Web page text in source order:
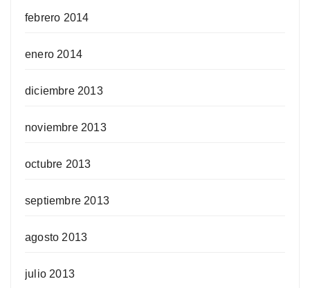
febrero 2014
enero 2014
diciembre 2013
noviembre 2013
octubre 2013
septiembre 2013
agosto 2013
julio 2013